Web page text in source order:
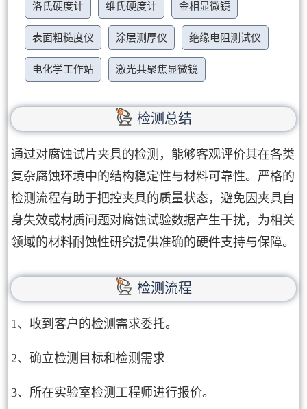
洛氏硬度计 维氏硬度计 金相显微镜
表面粗糙度仪 涂层测厚仪 绝缘电阻测试仪
电化学工作站 激光共聚焦显微镜
检测总结
通过对腐蚀试片夹具的检测，能够客观评价其在各类
复杂腐蚀环境中的结构稳定性与材料可靠性。严格的
检测流程有助于把控夹具的质量状态，避免因夹具自
身失效或材质问题对腐蚀试验数据产生干扰，为相关
领域的材料耐蚀性研究提供准确的硬件支持与保障。
检测流程
1、收到客户的检测需求委托。
2、确立检测目标和检测需求
3、所在实验室检测工程师进行报价。